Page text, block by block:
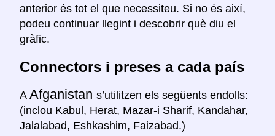
anterior és tot el que necessiteu. Si no és així,
podeu continuar llegint i descobrir què diu el
gràfic.
Connectors i preses a cada país
A Afganistan s’utilitzen els següents endolls:
(inclou Kabul, Herat, Mazar-i Sharif, Kandahar,
Jalalabad, Eshkashim, Faizabad.)